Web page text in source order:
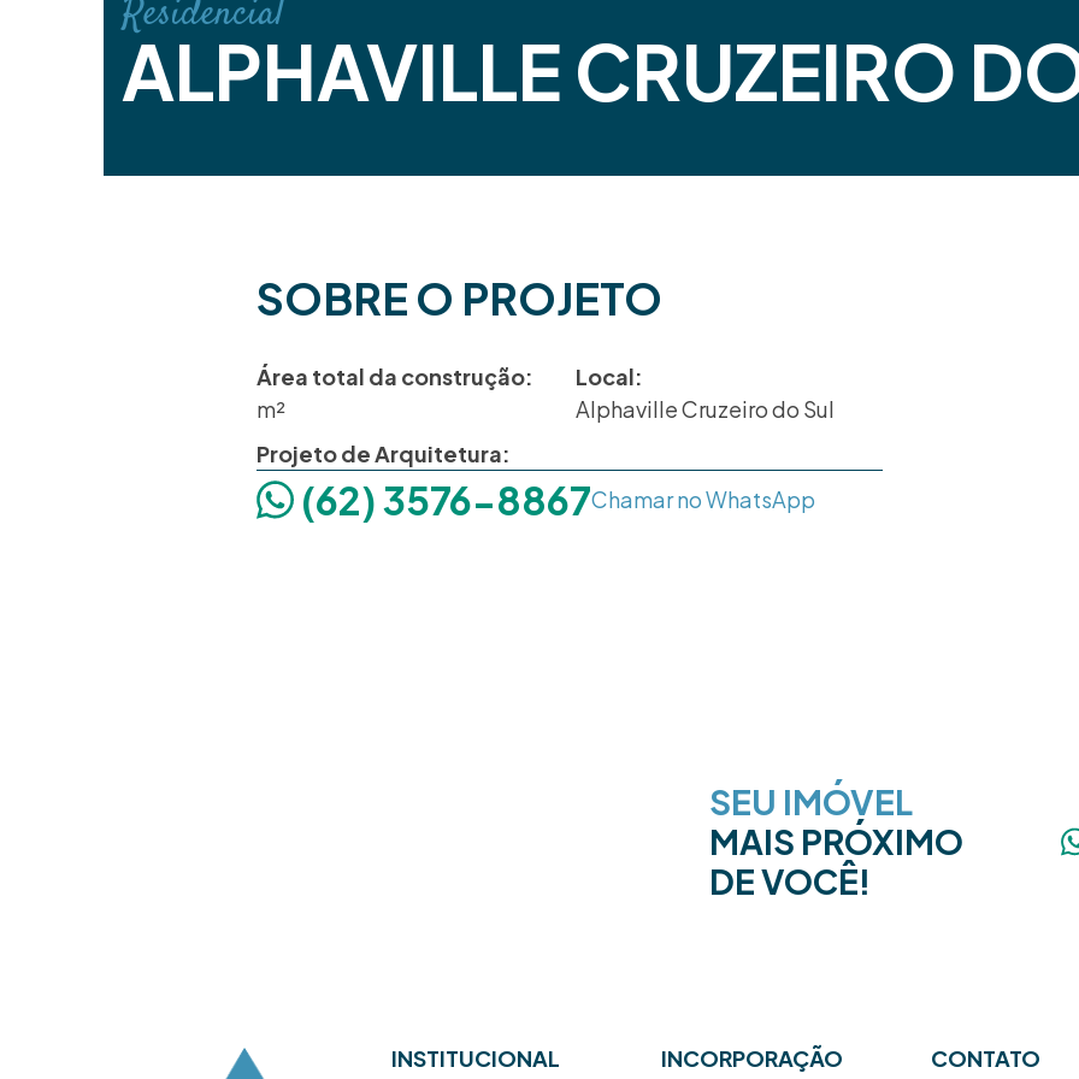
Residencial
ALPHAVILLE CRUZEIRO
SOBRE O PROJETO
Área total da construção:
m²
Local:
Alphaville Cruzeiro do Sul
Projeto de Arquitetura:
(62) 3576-8867Chamar no WhatsApp
SEU IMÓVEL
MAIS PRÓXIMO
DE VOCÊ!
INSTITUCIONAL INCORPORAÇÃO CONTATO